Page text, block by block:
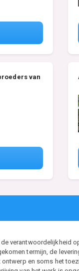
van
verantwoordelijkheid
termijn, de
en soms het